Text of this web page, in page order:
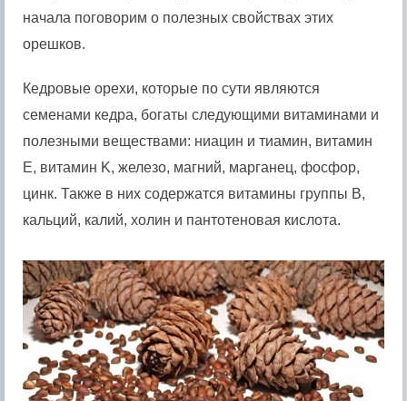
начала поговорим о полезных свойствах этих
орешков.
Кедровые орехи, которые по сути являются
семенами кедра, богаты следующими витаминами и
полезными веществами: ниацин и тиамин, витамин
E, витамин K, железо, магний, марганец, фосфор,
цинк. Также в них содержатся витамины группы B,
кальций, калий, холин и пантотеновая кислота.